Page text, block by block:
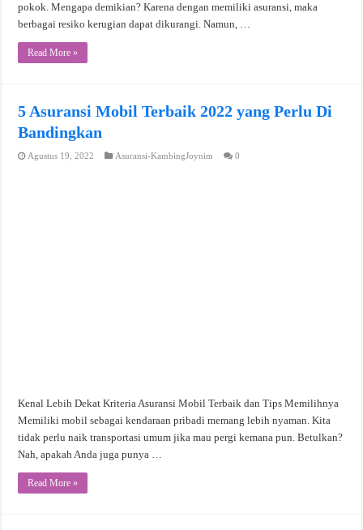
pokok. Mengapa demikian? Karena dengan memiliki asuransi, maka
berbagai resiko kerugian dapat dikurangi. Namun, …
Read More »
5 Asuransi Mobil Terbaik 2022 yang Perlu Di
Bandingkan
Agustus 19, 2022 Asuransi-KambingJoynim 0
Kenal Lebih Dekat Kriteria Asuransi Mobil Terbaik dan Tips Memilihnya
Memiliki mobil sebagai kendaraan pribadi memang lebih nyaman. Kita
tidak perlu naik transportasi umum jika mau pergi kemana pun. Betulkan?
Nah, apakah Anda juga punya …
Read More »